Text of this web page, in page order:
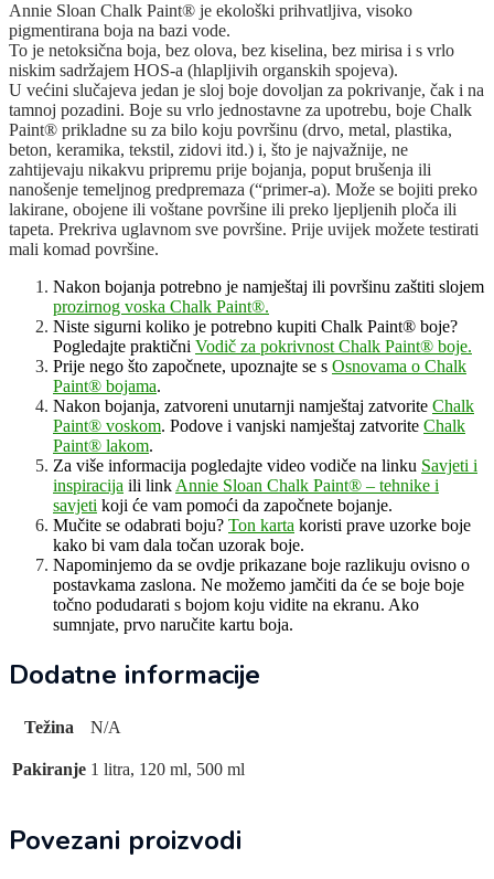
Annie Sloan Chalk Paint® je ekološki prihvatljiva, visoko
pigmentirana boja na bazi vode.
To je netoksična boja, bez olova, bez kiselina, bez mirisa i s vrlo
niskim sadržajem HOS-a (hlapljivih organskih spojeva).
U većini slučajeva jedan je sloj boje dovoljan za pokrivanje, čak i na
tamnoj pozadini. Boje su vrlo jednostavne za upotrebu, boje Chalk
Paint® prikladne su za bilo koju površinu (drvo, metal, plastika,
beton, keramika, tekstil, zidovi itd.) i, što je najvažnije, ne
zahtijevaju nikakvu pripremu prije bojanja, poput brušenja ili
nanošenje temeljnog predpremaza (“primer-a). Može se bojiti preko
lakirane, obojene ili voštane površine ili preko ljepljenih ploča ili
tapeta. Prekriva uglavnom sve površine. Prije uvijek možete testirati
mali komad površine.
Nakon bojanja potrebno je namještaj ili površinu zaštiti slojem
prozirnog voska Chalk Paint®.
Niste sigurni koliko je potrebno kupiti Chalk Paint® boje?
Pogledajte praktični Vodič za pokrivnost Chalk Paint® boje.
Prije nego što započnete, upoznajte se s Osnovama o Chalk
Paint® bojama.
Nakon bojanja, zatvoreni unutarnji namještaj zatvorite Chalk
Paint® voskom. Podove i vanjski namještaj zatvorite Chalk
Paint® lakom.
Za više informacija pogledajte video vodiče na linku Savjeti i
inspiracija ili link Annie Sloan Chalk Paint® – tehnike i
savjeti koji će vam pomoći da započnete bojanje.
Mučite se odabrati boju? Ton karta koristi prave uzorke boje
kako bi vam dala točan uzorak boje.
Napominjemo da se ovdje prikazane boje razlikuju ovisno o
postavkama zaslona. Ne možemo jamčiti da će se boje boje
točno podudarati s bojom koju vidite na ekranu. Ako
sumnjate, prvo naručite kartu boja.
Dodatne informacije
Težina N/A
Pakiranje 1 litra, 120 ml, 500 ml
Povezani proizvodi